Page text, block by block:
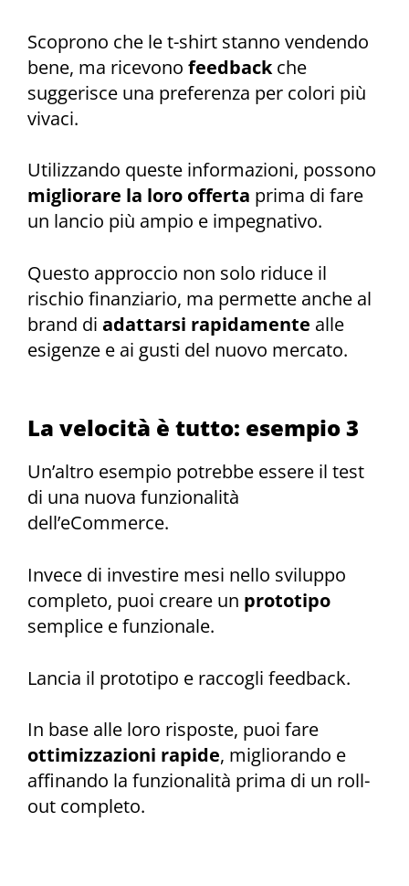
Scoprono che le t-shirt stanno vendendo
bene, ma ricevono feedbackche
suggerisce una preferenza per colori più
vivaci.
Utilizzando queste informazioni, possono
migliorare la loro offerta prima di fare
un lancio più ampio e impegnativo.
Questo approccio non solo riduce il
rischio finanziario, ma permette anche al
brand di adattarsi rapidamente alle
esigenze e ai gusti del nuovo mercato.
La velocità è tutto: esempio 3
Un’altro esempio potrebbe essere il test
di una nuova funzionalità
dell’eCommerce.
Invece di investire mesi nello sviluppo
completo, puoi creare un prototipo
semplice e funzionale.
Lancia il prototipo e raccogli feedback.
In base alle loro risposte, puoi fare
ottimizzazioni rapide, migliorando e
affinando la funzionalità prima di un roll-
out completo.